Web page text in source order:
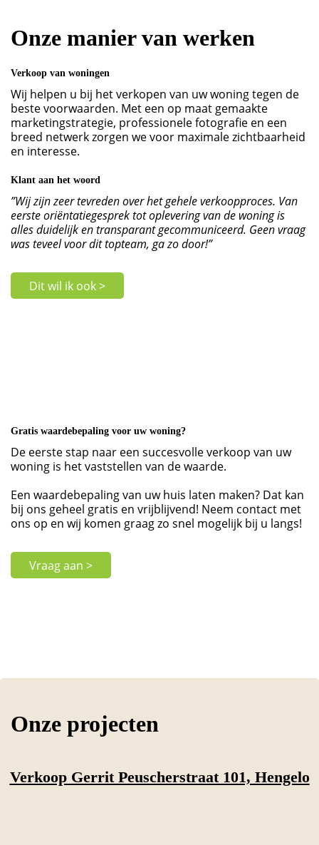
Onze manier van werken
Verkoop van woningen
Wij helpen u bij het verkopen van uw woning tegen de
beste voorwaarden. Met een op maat gemaakte
marketingstrategie, professionele fotografie en een
breed netwerk zorgen we voor maximale zichtbaarheid
en interesse.
Klant aan het woord
”Wij zijn zeer tevreden over het gehele verkoopproces. Van
eerste oriëntatiegesprek tot oplevering van de woning is
alles duidelijk en transparant gecommuniceerd. Geen vraag
was teveel voor dit topteam, ga zo door!”
Dit wil ik ook >
Gratis waardebepaling voor uw woning?
De eerste stap naar een succesvolle verkoop van uw
woning is het vaststellen van de waarde.
Een waardebepaling van uw huis laten maken? Dat kan
bij ons geheel gratis en vrijblijvend! Neem contact met
ons op en wij komen graag zo snel mogelijk bij u langs!
Vraag aan >
Onze projecten
Verkoop Gerrit Peuscherstraat 101, Hengelo